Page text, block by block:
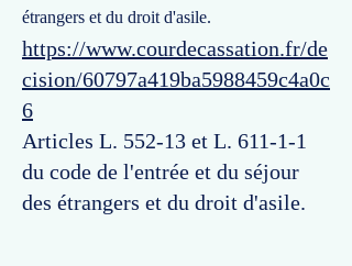
étrangers et du droit d'asile.
https://www.courdecassation.fr/de
cision/60797a419ba5988459c4a0c
6
Articles L. 552-13 et L. 611-1-1
du code de l'entrée et du séjour
des étrangers et du droit d'asile.